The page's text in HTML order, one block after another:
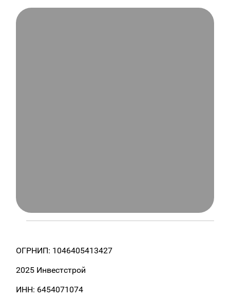
ОГРНИП: 1046405413427
2025 Инвестстрой
ИНН: 6454071074